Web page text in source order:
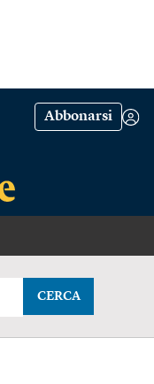
Abbonarsi
CERCA